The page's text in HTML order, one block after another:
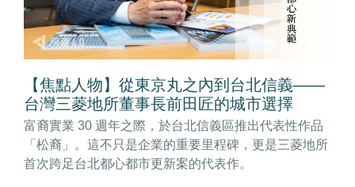
【焦點人物】從東京丸之內到台北信義——
台灣三菱地所董事長前田匠的城市選擇
富裔實業 30 週年之際，於台北信義區推出代表性作品
「松裔」。這不只是企業的重要里程碑，更是三菱地所
首次跨足台北都心都市更新案的代表作。